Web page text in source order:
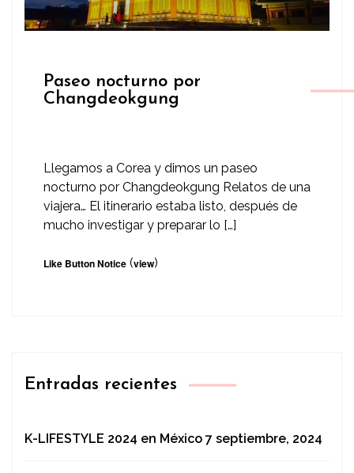
Paseo nocturno por
Changdeokgung
Llegamos a Corea y dimos un paseo
nocturno por Changdeokgung Relatos de una
viajera… El itinerario estaba listo, después de
mucho investigar y preparar lo […]
Like Button Notice (view)
Entradas recientes
K-LIFESTYLE 2024 en México 7 septiembre, 2024